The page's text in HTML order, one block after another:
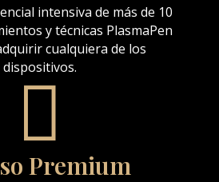
intensiva de más de 10
y técnicas PlasmaPen
cualquiera de los
dispositivos.

Premium